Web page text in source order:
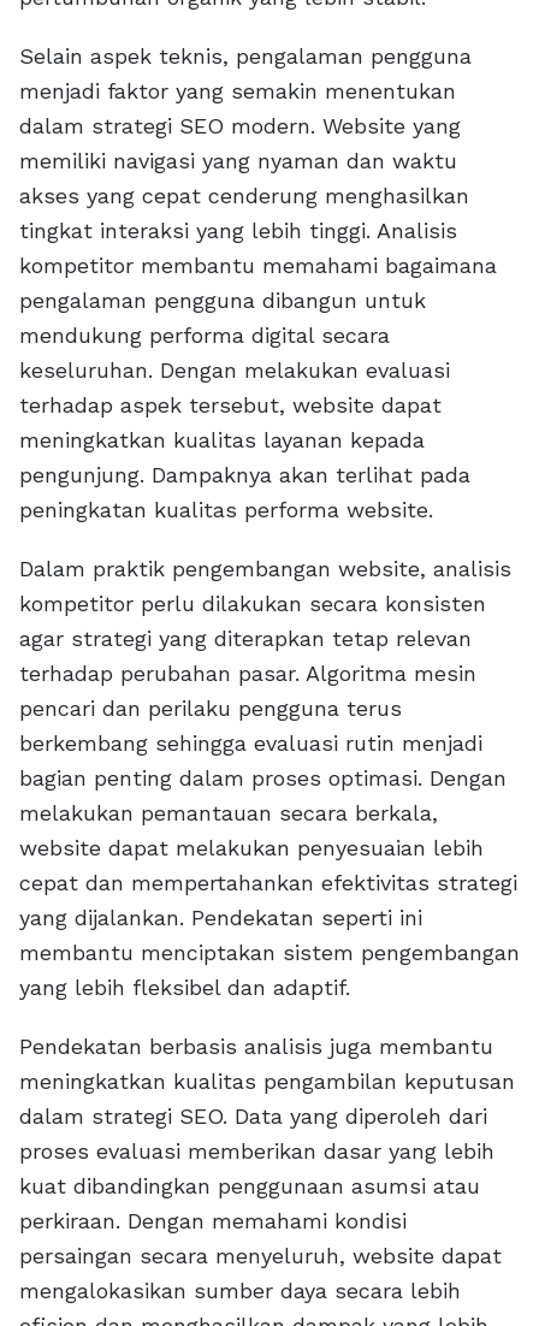
Selain aspek teknis, pengalaman pengguna
menjadi faktor yang semakin menentukan
dalam strategi SEO modern. Website yang
memiliki navigasi yang nyaman dan waktu
akses yang cepat cenderung menghasilkan
tingkat interaksi yang lebih tinggi. Analisis
kompetitor membantu memahami bagaimana
pengalaman pengguna dibangun untuk
mendukung performa digital secara
keseluruhan. Dengan melakukan evaluasi
terhadap aspek tersebut, website dapat
meningkatkan kualitas layanan kepada
pengunjung. Dampaknya akan terlihat pada
peningkatan kualitas performa website.
Dalam praktik pengembangan website, analisis
kompetitor perlu dilakukan secara konsisten
agar strategi yang diterapkan tetap relevan
terhadap perubahan pasar. Algoritma mesin
pencari dan perilaku pengguna terus
berkembang sehingga evaluasi rutin menjadi
bagian penting dalam proses optimasi. Dengan
melakukan pemantauan secara berkala,
website dapat melakukan penyesuaian lebih
cepat dan mempertahankan efektivitas strategi
yang dijalankan. Pendekatan seperti ini
membantu menciptakan sistem pengembangan
yang lebih fleksibel dan adaptif.
Pendekatan berbasis analisis juga membantu
meningkatkan kualitas pengambilan keputusan
dalam strategi SEO. Data yang diperoleh dari
proses evaluasi memberikan dasar yang lebih
kuat dibandingkan penggunaan asumsi atau
perkiraan. Dengan memahami kondisi
persaingan secara menyeluruh, website dapat
mengalokasikan sumber daya secara lebih